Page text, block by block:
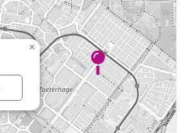
Kaart laden...
×